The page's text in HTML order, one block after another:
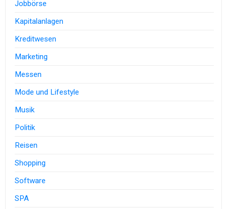
Jobbörse
Kapitalanlagen
Kreditwesen
Marketing
Messen
Mode und Lifestyle
Musik
Politik
Reisen
Shopping
Software
SPA